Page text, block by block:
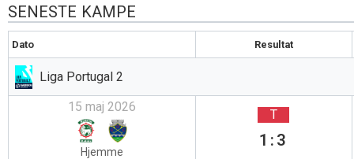
SENESTE KAMPE
Dato Resultat
Liga Portugal 2
15 maj 2026
Hjemme
T
1:3